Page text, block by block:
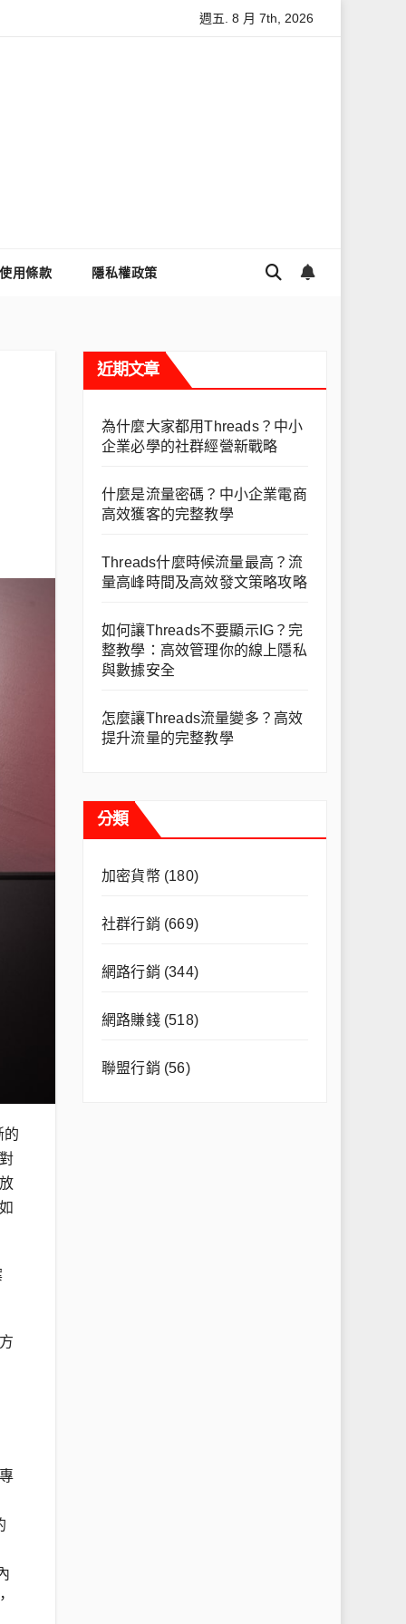
怎麼讓Threads流量變多？高效提升流量的完整教學
週五. 8 月 7th, 2026
使用條款 隱私權政策
的
近期文章
為什麼大家都用Threads？中小
企業必學的社群經營新戰略
什麼是流量密碼？中小企業電商
高效獲客的完整教學
Threads什麼時候流量最高？流
量高峰時間及高效發文策略攻略
如何讓Threads不要顯示IG？完
整教學：高效管理你的線上隱私
與數據安全
怎麼讓Threads流量變多？高效
提升流量的完整教學
分類
加密貨幣(180)
社群行銷 (669)
網路行銷 (344)
網路賺錢(518)
聯盟行銷 (56)